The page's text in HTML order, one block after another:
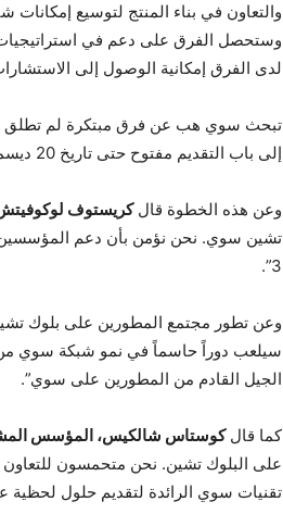
وستحصل الفرق على دعم في استراتيجيات
لدى الفرق إمكانية الوصول إلى
إلى باب التقديم مفتوح حتى تاريخ 20 ديسمبر 2024.
وعن هذه الخطوة قالكريستوف
تشين سوي. نحن نؤمن بأن دعم المؤسسين
3”.
وعن تطور مجتمع المطورين على بلوك
سيلعب دوراً حاسماً في نمو شبكة سوي من
الجيل القادم من المطورين على سوي”.
كما قالكوستاس شالكيس، المؤسس
على البلوك تشين. نحن متحمسون
تقنيات سوي الرائدة لتقديم حلول لحظية